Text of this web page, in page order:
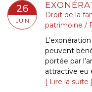
26
JUIN
Droit de la
patrimoine /
peuvent
portée par
attractive eu
Lire la suite